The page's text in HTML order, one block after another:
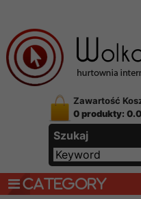
Zawartość
0 produkty:
Szukaj
CATEGORY